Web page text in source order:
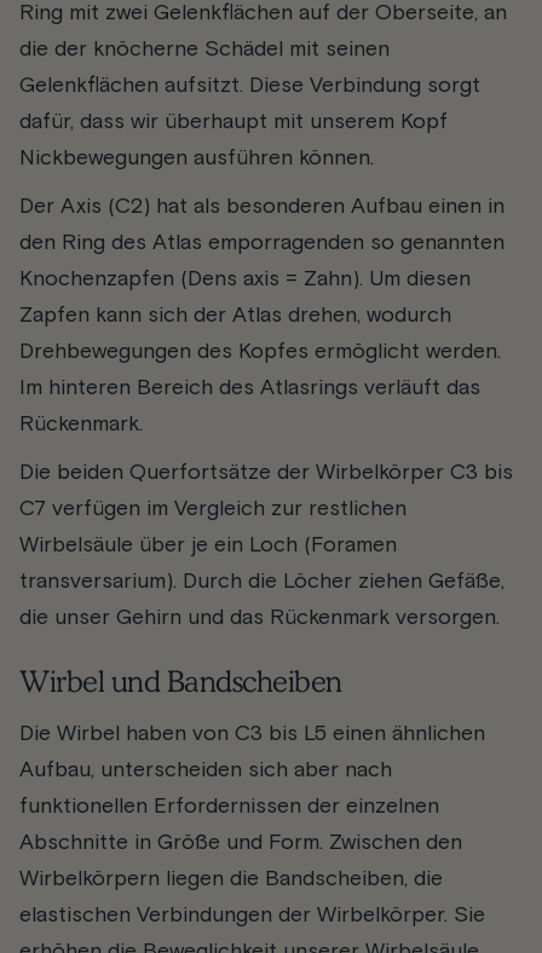
Ring mit zwei Gelenkflächen auf der Oberseite, an
die der knöcherne Schädel mit seinen
Gelenkflächen aufsitzt. Diese Verbindung sorgt
dafür, dass wir überhaupt mit unserem Kopf
Nickbewegungen ausführen können.
DerAxis (C2) hat als besonderen Aufbau einen in
den Ring des Atlas emporragenden so genannten
Knochenzapfen (Dens axis = Zahn). Um diesen
Zapfen kann sich der Atlas drehen, wodurch
Drehbewegungen des Kopfes ermöglicht werden.
Im hinteren Bereich des Atlasrings verläuft das
Rückenmark.
Die beiden Querfortsätze der Wirbelkörper C3 bis
C7 verfügen im Vergleich zur restlichen
Wirbelsäule über je ein Loch (Foramen
transversarium). Durch die Löcher ziehen Gefäße,
die unser Gehirn und das Rückenmark versorgen.
Wirbel und Bandscheiben
Die Wirbel haben von C3 bis L5 einen ähnlichen
Aufbau, unterscheiden sich aber nach
funktionellen Erfordernissen der einzelnen
Abschnitte in Größe und Form. Zwischen den
Wirbelkörpern liegen die Bandscheiben, die
elastischen Verbindungen der Wirbelkörper. Sie